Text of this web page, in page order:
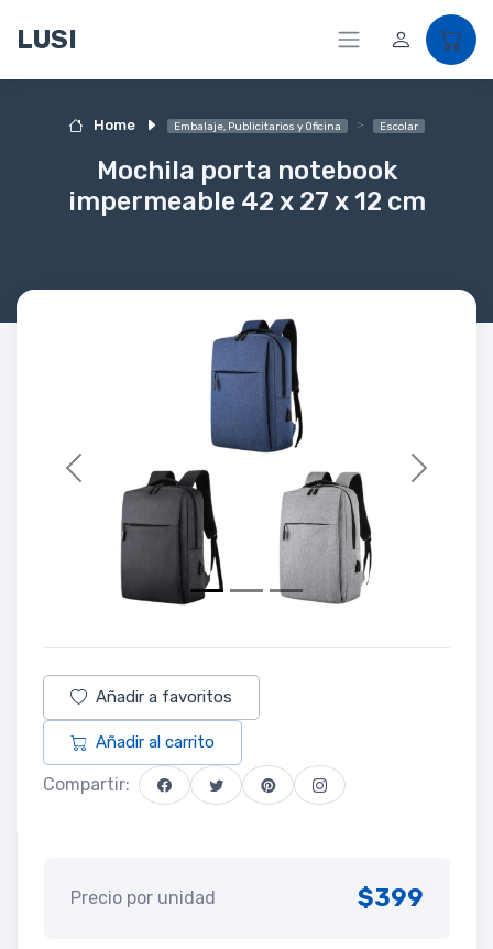
LUSI
Home Embalaje, Publicitarios y Oficina Escolar
Mochila porta notebook
impermeable 42 x 27 x 12 cm
Previous Next
Añadir a favoritos
Añadir al carrito
Compartir:
Precio por unidad $399